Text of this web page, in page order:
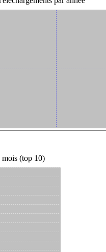
mois (top 10)